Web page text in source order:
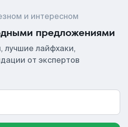
и интересном
предложениями
лучшие лайфхаки,
от экспертов